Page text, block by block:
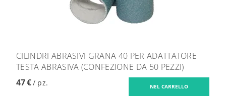
CILINDRI ABRASIVI GRANA 40 PER ADATTATORE
TESTA ABRASIVA (CONFEZIONE DA 50 PEZZI)
47 €/ pz.